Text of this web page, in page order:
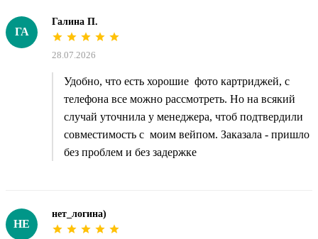
ГА
Галина П.
28.07.2026
Удобно, что есть хорошие фото картриджей, с
телефона все можно рассмотреть. Но на всякий
случай уточнила у менеджера, чтоб подтвердили
совместимость с моим вейпом. Заказала - пришло
без проблем и без задержке
НЕ
нет_логина)